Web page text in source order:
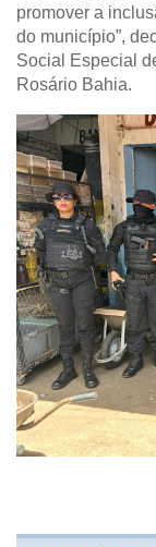
promover a
do município”,
Social Especial
Rosário Bahia.